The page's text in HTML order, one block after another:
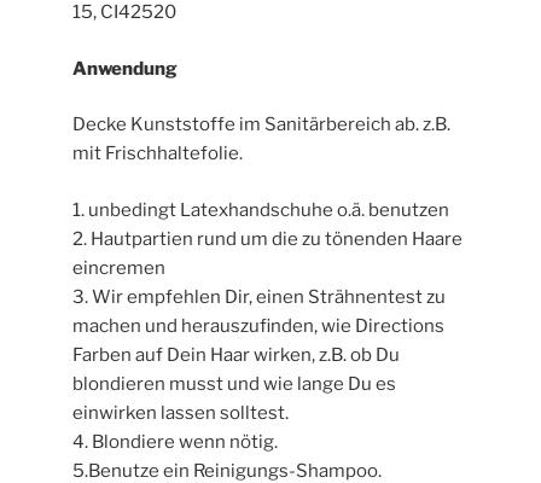
15, CI42520
Anwendung
Decke Kunststoffe im Sanitärbereich ab. z.B.
mit Frischhaltefolie.
1. unbedingt Latexhandschuhe o.ä. benutzen
2. Hautpartien rund um die zu tönenden Haare
eincremen
3. Wir empfehlen Dir, einen Strähnentest zu
machen und herauszufinden, wie Directions
Farben auf Dein Haar wirken, z.B. ob Du
blondieren musst und wie lange Du es
einwirken lassen solltest.
4. Blondiere wenn nötig.
5.Benutze ein Reinigungs-Shampoo.